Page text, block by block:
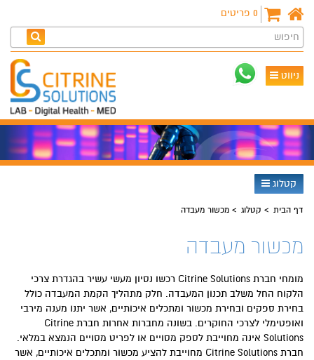
0 פריטים
חיפוש
ניווט
קטלוג
דף הבית קטלוג מכשור מעבדה
מכשור מעבדה
מומחי חברת Citrine Solutions רכשו נסיון מעשי עשיר בהגדרת צרכי
הלקוח החל משלב תכנון המעבדה. חלק מתהליך הקמת המעבדה כולל
בחירת ספקים ובחירת מכשור ומתכלים איכותיים, אשר יתנו מענה מירבי
ואופטימלי לצרכי החוקרים. בשונה מחברות אחרות חברת Citrine
Solutions אינה מחוייבת לספק מסויים או לפריט מסויים הנמצא במלאי.
חברת Citrine Solutions מחוייבת להציע מכשור ומתכלים איכותיים, אשר